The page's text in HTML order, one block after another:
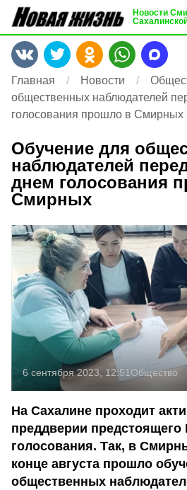
Новости
Главная Новости
общественных наблюдателей
голосования прошло в Смирных
Обучение для
наблюдателей
днем голосования
Смирных
6 сентября 2023, 12:51 Общество
На Сахалине проходит
преддверии предстоящего
голосования. Так, в
конце августа прошло
общественных